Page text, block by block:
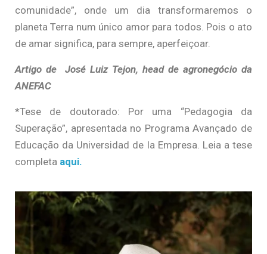
comunidade”, onde um dia transformaremos o
planeta Terra num único amor para todos. Pois o ato
de amar significa, para sempre, aperfeiçoar.
Artigo de José Luiz Tejon, head de agronegócio da
ANEFAC
*Tese de doutorado: Por uma “Pedagogia da
Superação”, apresentada no Programa Avançado de
Educação da Universidad de la Empresa. Leia a tese
completa aqui.